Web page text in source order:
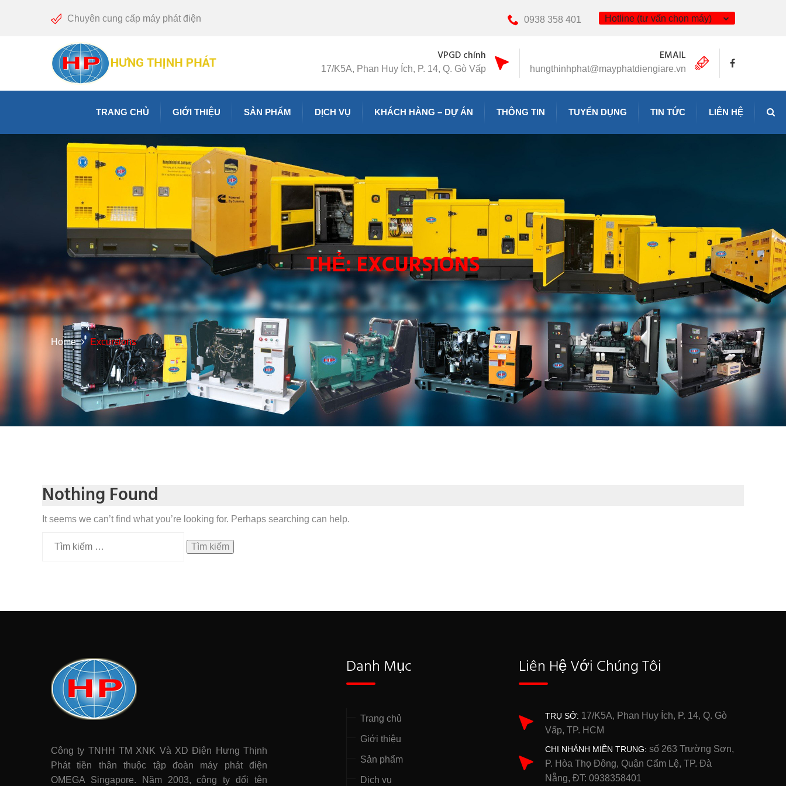
Chuyên cung cấp máy phát điện Hotline (tư vấn chọn máy)
0938 358 401
EMAIL
hungthinhphat@mayphatdiengiare.vn
VPGD chính
17/K5A, Phan Huy Ích, P. 14, Q. Gò Vấp
TRANG CHỦ GIỚI THIỆU SẢN PHẨM DỊCH VỤ KHÁCH HÀNG – DỰ ÁN THÔNG TIN TUYỂN DỤNG TIN TỨC LIÊN HỆ
THẺ:EXCURSIONS
Home Excursions
Nothing Found
It seems we can’t find what you’re looking for. Perhaps searching can help.
Công ty TNHH TM XNK Và XD Điện Hưng Thịnh
Phát tiền thân thuộc tập đoàn máy phát điện
OMEGA Singapore. Năm 2003, công ty đổi tên
Danh Mục
Trang chủ
Giới thiệu
Sản phẩm
Dịch vụ
Liên Hệ Với Chúng Tôi
TRỤ SỞ: 17/K5A, Phan Huy Ích, P. 14, Q. Gò
Vấp, TP. HCM
CHI NHÁNH MIỀN TRUNG: số 263 Trường Sơn,
P. Hòa Thọ Đông, Quận Cẩm Lệ, TP. Đà
Nẵng, ĐT: 0938358401